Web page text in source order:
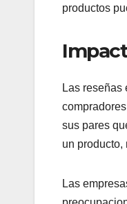
productos
Las
sus pares
un
Las